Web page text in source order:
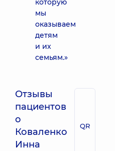
которую
мы
оказываем
детям
и их
семьям.»
Отзывы
пациентов
о
Коваленко
Инна
QR